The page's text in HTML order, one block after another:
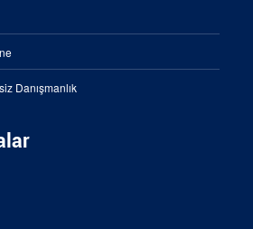
Danışmanlık